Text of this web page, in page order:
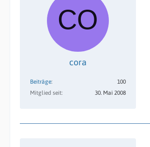
cora
Beiträge
100
Mitglied seit
30. Mai 2008